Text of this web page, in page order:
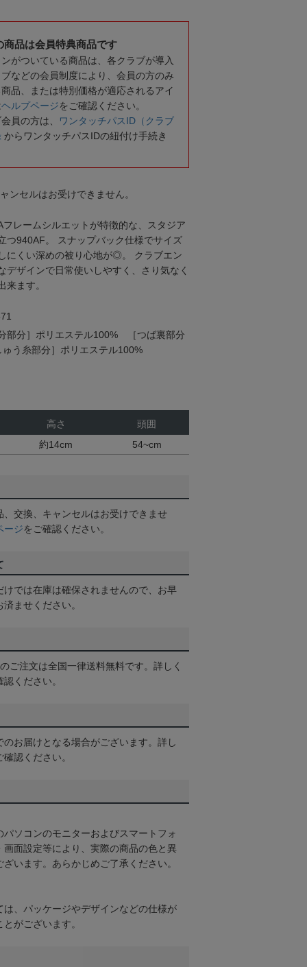
商品は会員特典商品です
がついている商品は、各クラブが導入
などの会員制度により、会員の方のみ
品、または特別価格が適応されるアイ
ヘルプページをご確認ください。
員の方は、
ワンタッチパスID（クラブ
からワンタッチパスIDの紐付け手続き
ンセルはお受けできません。
レームシルエットが特徴的な、スタジア
つ940AF。 スナップバック仕様でサイズ
にくい深めの被り心地が◎。 クラブエン
デザインで日常使いしやすく、さり気なく
来ます。
部分］ポリエステル100% ［つば裏部分
う糸部分］ポリエステル100%
高さ
頭囲
約14cm
54~cm
交換、キャンセルはお受けできませ
ージをご確認ください。
けでは在庫は確保されませんので、お早
ませください。
ご注文は全国一律送料無料です。詳しく
認ください。
お届けとなる場合がございます。詳し
確認ください。
ソコンのモニターおよびスマートフォ
画面設定等により、実際の商品の色と異
います。あらかじめご了承ください。
は、パッケージやデザインなどの仕様が
がございます。